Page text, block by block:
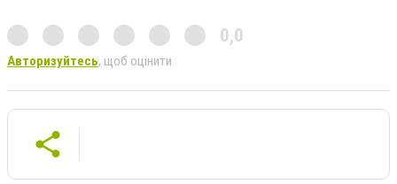
0,0
Авторизуйтесь, щоб оцінити